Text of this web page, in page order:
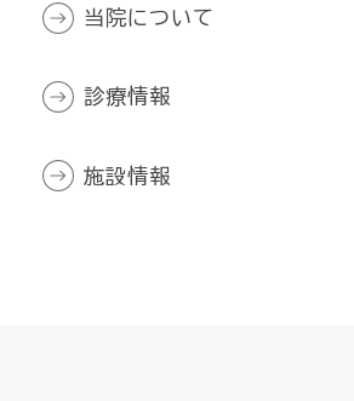
当院について
診療情報
施設情報